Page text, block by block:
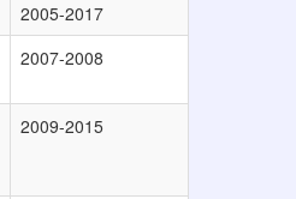
2005-2017
2007-2008
2009-2015